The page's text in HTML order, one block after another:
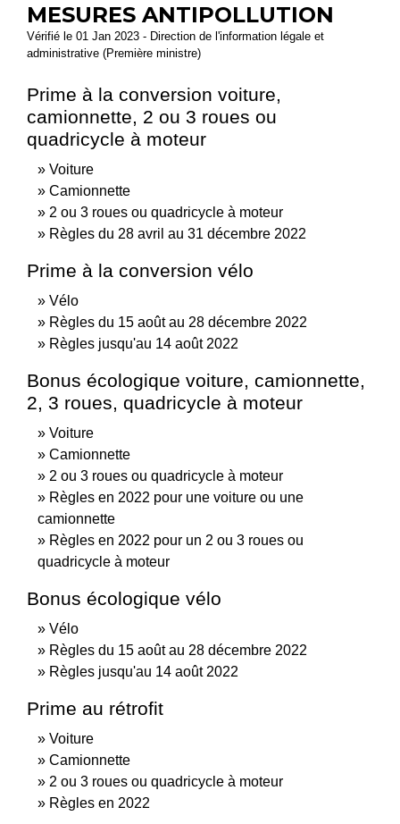
MESURES ANTIPOLLUTION
Vérifié le 01 Jan 2023 - Direction de l'information légale et
administrative (Première ministre)
Prime à la conversion voiture,
camionnette, 2 ou 3 roues ou
quadricycle à moteur
Voiture
Camionnette
2 ou 3 roues ou quadricycle à moteur
Règles du 28 avril au 31 décembre 2022
Prime à la conversion vélo
Vélo
Règles du 15 août au 28 décembre 2022
Règles jusqu'au 14 août 2022
Bonus écologique voiture, camionnette,
2, 3 roues, quadricycle à moteur
Voiture
Camionnette
2 ou 3 roues ou quadricycle à moteur
Règles en 2022 pour une voiture ou une
camionnette
Règles en 2022 pour un 2 ou 3 roues ou
quadricycle à moteur
Bonus écologique vélo
Vélo
Règles du 15 août au 28 décembre 2022
Règles jusqu'au 14 août 2022
Prime au rétrofit
Voiture
Camionnette
2 ou 3 roues ou quadricycle à moteur
Règles en 2022